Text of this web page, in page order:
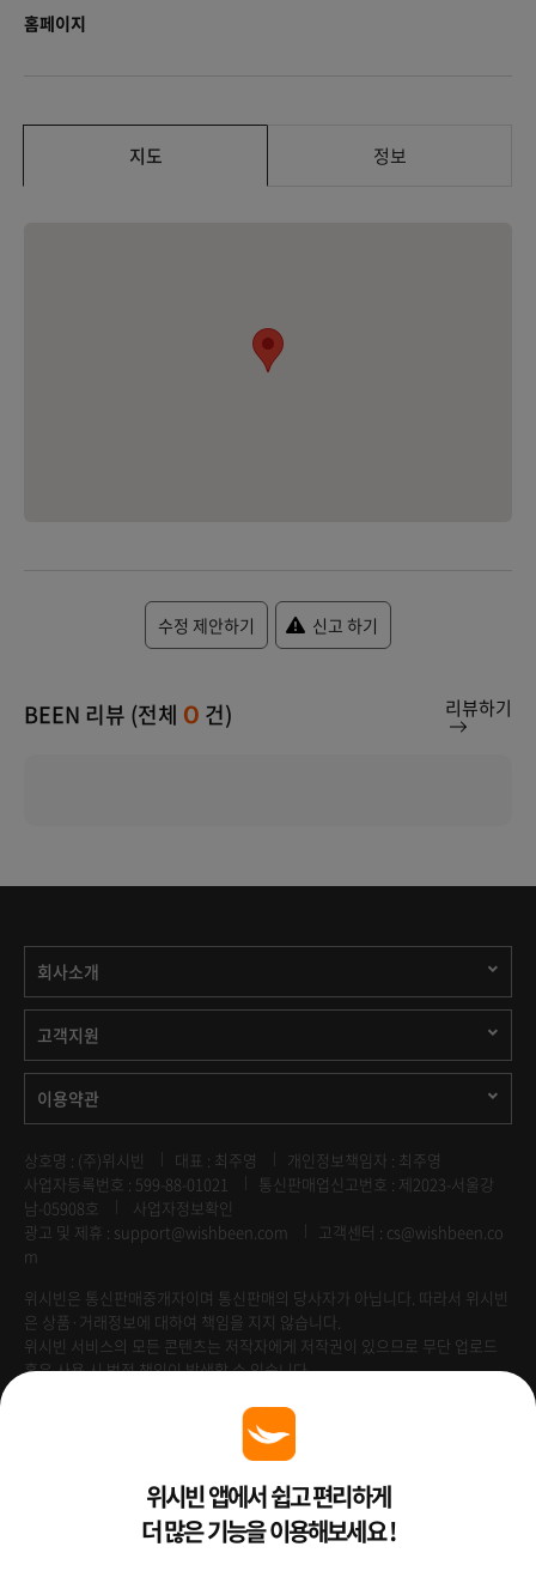
홈페이지
지도 정보
수정 제안하기 신고 하기
BEEN 리뷰 (전체 0 건) 리뷰하기
회사소개
고객지원
이용약관
상호명 : (주)위시빈 대표 : 최주영
개인정보책임자 : 최주영
사업자등록번호 : 599-88-01021
통신판매업신고번호 : 제2023-서울강
남-05908호
사업자정보확인
광고 및 제휴 : support@wishbeen.com
고객센터 : cs@wishbeen.co
m
위시빈은 통신판매중개자이며 통신판매의 당사자가 아닙니다. 따라서 위시빈
은 상품·거래정보에 대하여 책임을 지지 않습니다.
위시빈 서비스의 모든 콘텐츠는 저작자에게 저작권이 있으므로 무단 업로드
혹은 사용 시 법적 책임이 발생할 수 있습니다.
Venture Enterprise위시빈 앱에서 쉽고 편리하게
더 많은 기능을 이용해보세요 !